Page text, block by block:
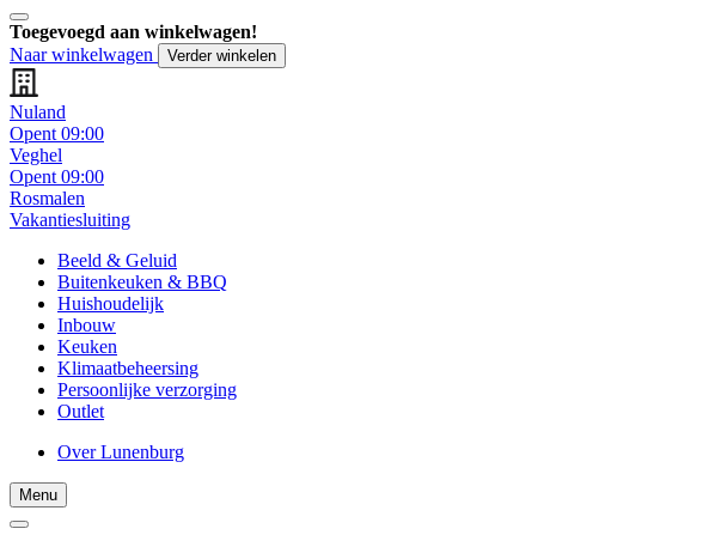
Toegevoegd aan winkelwagen!
Naar winkelwagen
Verder winkelen
Nuland
Opent 09:00
Veghel
Opent 09:00
Rosmalen
Vakantiesluiting
Beeld & Geluid
Buitenkeuken & BBQ
Huishoudelijk
Inbouw
Keuken
Klimaatbeheersing
Persoonlijke verzorging
Outlet
Over Lunenburg
Menu